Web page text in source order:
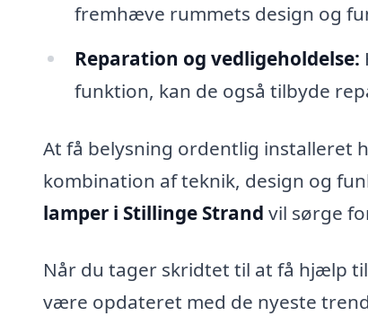
fremhæve rummets design og
Reparation og vedligeholdelse:
funktion, kan de også tilbyde
At få belysning ordentlig installeret
kombination af teknik, design og
lamper i Stillinge Strand vil sørge
Når du tager skridtet til at få hjælp
være opdateret med de nyeste